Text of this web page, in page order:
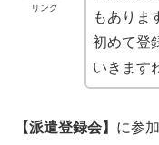
リンク
もありま
初めて登
いきます
【派遣登録会】 に参